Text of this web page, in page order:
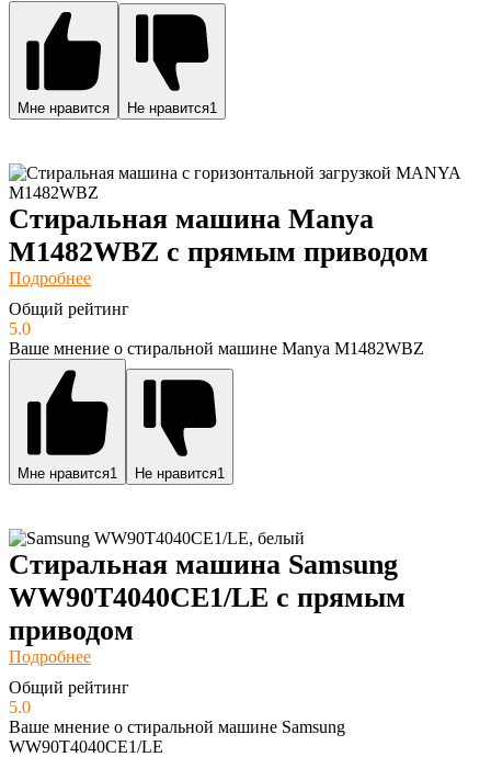
Мне нравится Не нравится1
Стиральная машина Manya
M1482WBZ с прямым приводом
Подробнее
Общий рейтинг
5.0
Ваше мнение о стиральной машине Manya M1482WBZ
Мне нравится1 Не нравится1
Стиральная машина Samsung
WW90T4040CE1/LE с прямым
приводом
Подробнее
Общий рейтинг
5.0
Ваше мнение о стиральной машине Samsung
WW90T4040CE1/LE